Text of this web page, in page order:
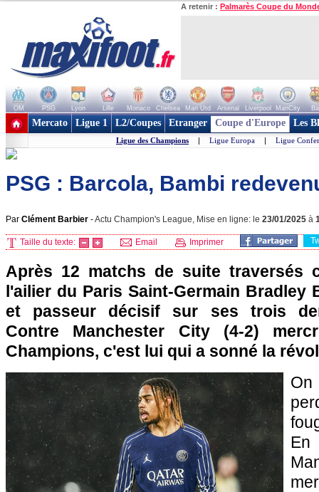
A retenir : Palmarès Coupe du
OM PSG Lyon Lille Monaco Chelsea Man Utd Arsenal Liverpool ManCity
+ de clubs
Mercato Ligue 1 L2/Coupes Etranger Coupe d'Europe Les
Ligue des Champions | Ligue Europa | Ligue
PSG : Barcola, Bambi
Par Clément Barbier -Actu Champion's League, Mise en ligne: le 23/01/2025 à
Taille du texte: Email Imprimer
Après 12 matchs de suite traversés
l'ailier du Paris Saint-Germain Bradley
et passeur décisif sur ses trois
Contre Manchester City (4-2)
Champions, c'est lui qui a sonné la
En